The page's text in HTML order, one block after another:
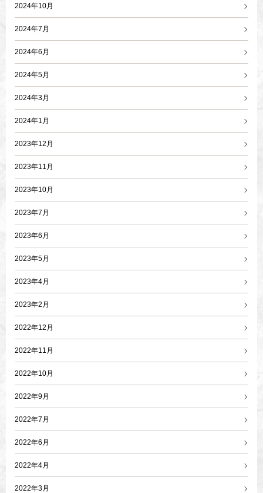
2024年10月
2024年7月
2024年6月
2024年5月
2024年3月
2024年1月
2023年12月
2023年11月
2023年10月
2023年7月
2023年6月
2023年5月
2023年4月
2023年2月
2022年12月
2022年11月
2022年10月
2022年9月
2022年7月
2022年6月
2022年4月
2022年3月